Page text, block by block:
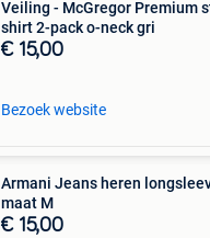
Veiling - McGregor Premium
shirt 2-pack o-neck gri
€ 15,00
Bezoek website
Armani Jeans heren
maat M
€ 15,00